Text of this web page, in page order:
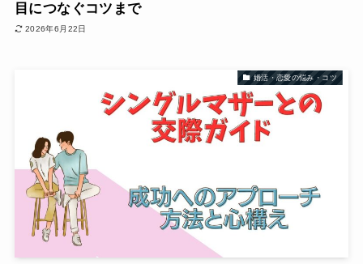
目につなぐコツまで
2026年6月22日
婚活・恋愛の悩み・コツ